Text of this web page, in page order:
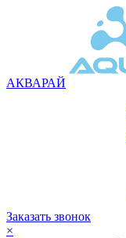
АКВАРАЙ
Заказать звонок
×